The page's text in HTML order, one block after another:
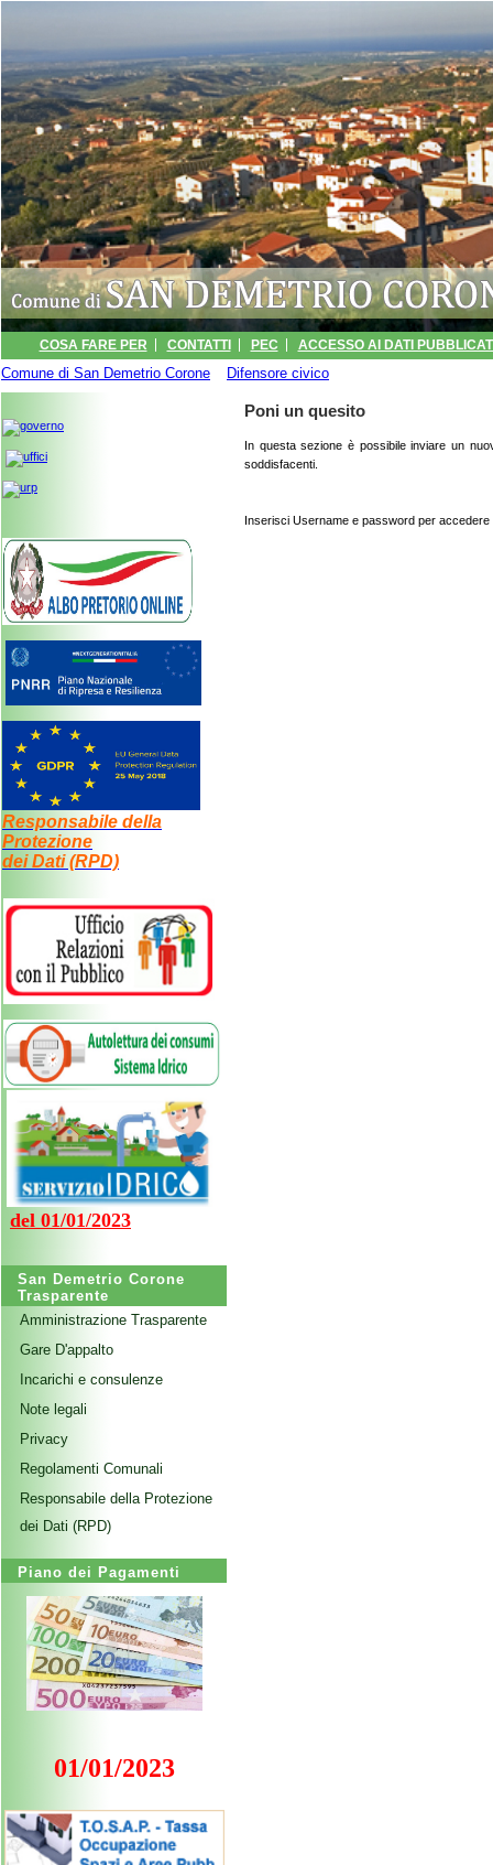
COSA FARE PER CONTATTI PEC
ACCESSO AI DATI
INFORMATIVA
ARCHIVIO EVENTI
Comune di San Demetrio Corone Difensore civico
Responsabile della
Protezione
dei Dati (RPD)
del 01/01/2023
San Demetrio Corone
Trasparente
Amministrazione Trasparente
Gare D'appalto
Incarichi e consulenze
Note legali
Privacy
Regolamenti Comunali
Responsabile della Protezione
dei Dati (RPD)
Piano dei Pagamenti
01/01/2023
Poni un quesito
In questa sezione è possibile inviare un
soddisfacenti.
Inserisci Username e password per